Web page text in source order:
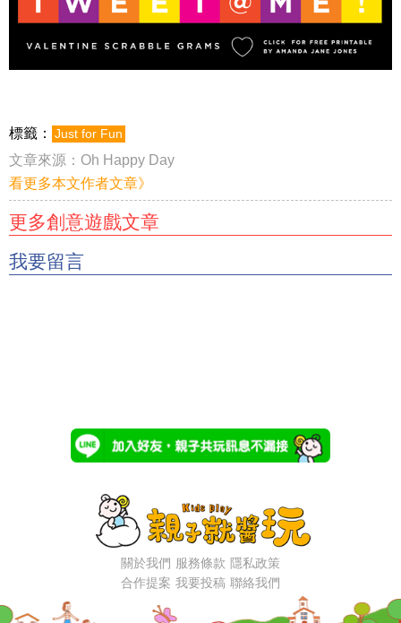
標籤： Just for Fun
文章來源： Oh Happy Day
看更多本文作者文章》
更多創意遊戲文章
我要留言
關於我們 服務條款 隱私政策
合作提案 我要投稿 聯絡我們